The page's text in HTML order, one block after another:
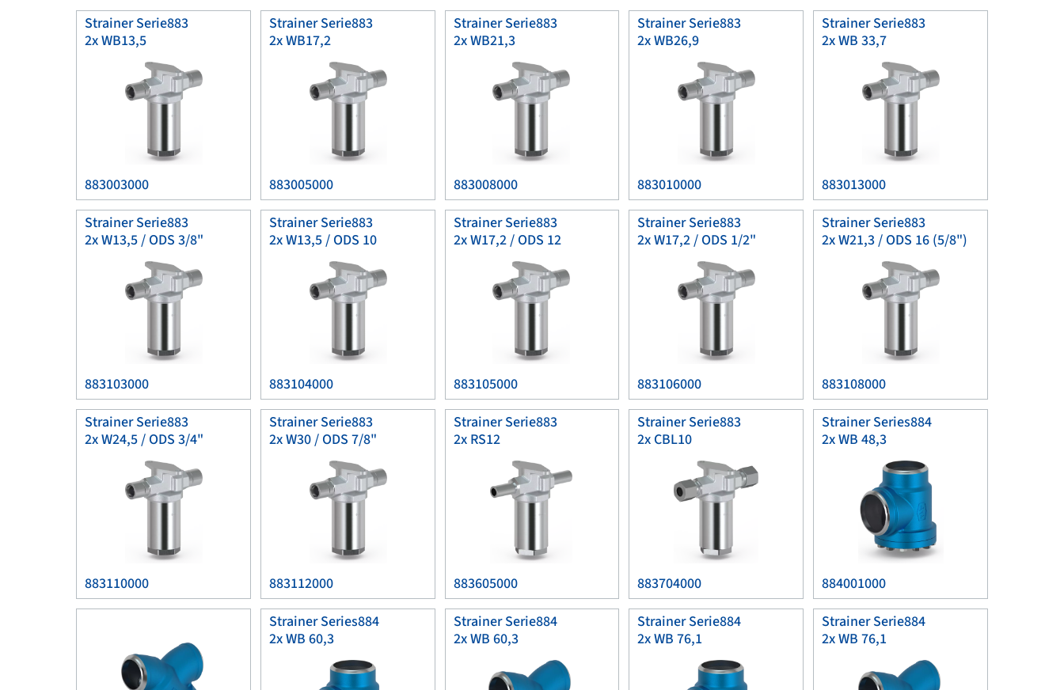
Strainer Serie883
2x WB13,5
883003000
Strainer Serie883
2x WB17,2
883005000
Strainer Serie883
2x WB21,3
883008000
Strainer Serie883
2x WB26,9
883010000
Strainer Serie883
2x WB 33,7
883013000
Strainer Serie883
2x W13,5 / ODS 3/8"
883103000
Strainer Serie883
2x W13,5 / ODS 10
883104000
Strainer Serie883
2x W17,2 / ODS 12
883105000
Strainer Serie883
2x W17,2 / ODS 1/2"
883106000
Strainer Serie883
2x W21,3 / ODS 16 (5/8")
883108000
Strainer Serie883
2x W24,5 / ODS 3/4"
883110000
Strainer Serie883
2x W30 / ODS 7/8"
883112000
Strainer Serie883
2x RS12
883605000
Strainer Serie883
2x CBL10
883704000
Strainer Series884
2x WB 48,3
884001000
Strainer Series884
2x WB 60,3
Strainer Serie884
2x WB 60,3
Strainer Serie884
2x WB 76,1
Strainer Serie884
2x WB 76,1